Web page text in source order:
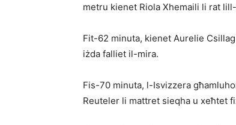
metru kienet Riola Xhemaili li rat
Fit-62 minuta, kienet Aurelie
iżda falliet il-mira.
Fis-70 minuta, l-Isvizzera
Reuteler li mattret sieqha u xeħtet